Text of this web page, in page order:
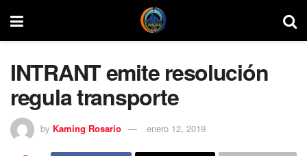
INTRANT emite resolución
regula transporte
by Kaming Rosario enero 12, 2019